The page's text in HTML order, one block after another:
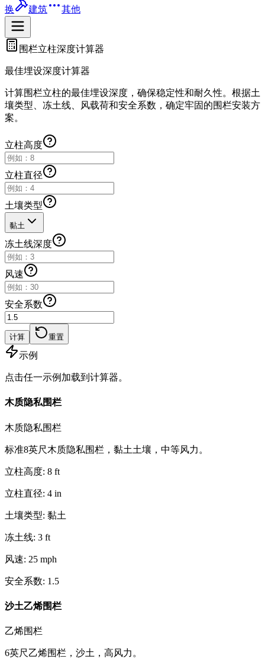
换
建筑 其他
围栏立柱深度计算器
最佳埋设深度计算器
计算围栏立柱的最佳埋设深度，确保稳定性和耐久性。根据土
壤类型、冻土线、风载荷和安全系数，确定牢固的围栏安装方
案。
立柱高度
立柱直径
土壤类型
黏土
冻土线深度
风速
安全系数
计算 重置
示例
点击任一示例加载到计算器。
木质隐私围栏
木质隐私围栏
标准8英尺木质隐私围栏，黏土土壤，中等风力。
立柱高度: 8 ft
立柱直径: 4 in
土壤类型: 黏土
冻土线: 3 ft
风速: 25 mph
安全系数: 1.5
沙土乙烯围栏
乙烯围栏
6英尺乙烯围栏，沙土，高风力。